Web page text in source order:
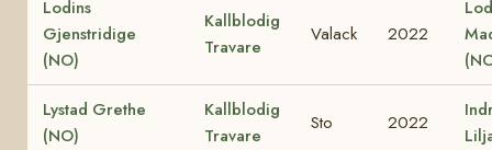
Lodins
Gjenstridige
(NO)
Kallblodig
Travare
Valack 2022
Lystad Grethe
(NO)
Kallblodig
Travare
Sto 2022